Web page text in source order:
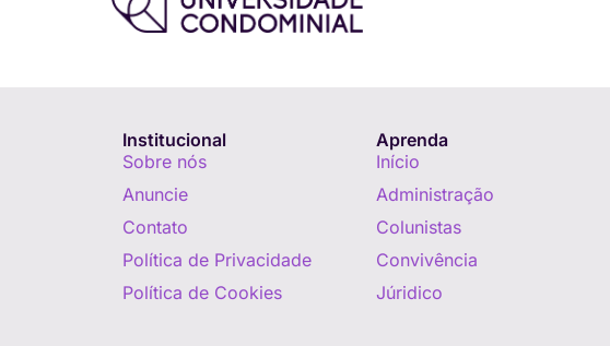
Institucional
Sobre nós
Anuncie
Contato
Política de Privacidade
Política de Cookies
Aprenda
Início
Administração
Colunistas
Convivência
Júridico